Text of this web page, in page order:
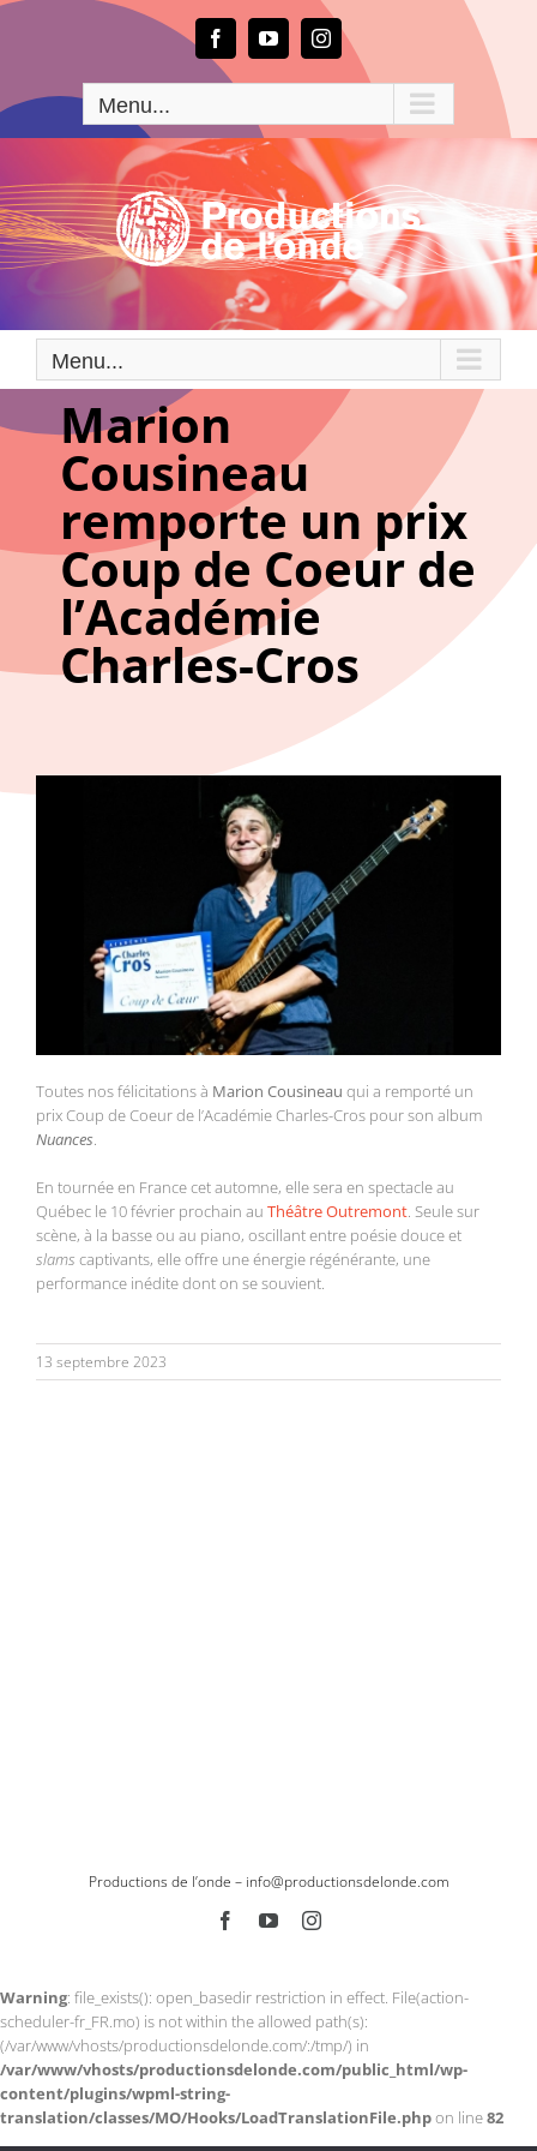
Passer
FacebookYouTubeInstagram
Menu...
Menu...
Marion
Cousineau
remporte un prix
Coup de Coeur de
l’Académie
Charles-Cros
Toutes nos félicitations à Marion Cousineau qui a remporté un
prix Coup de Coeur de l’Académie Charles-Cros pour son album
Nuances.
En tournée en France cet automne, elle sera en spectacle au
Québec le 10 février prochain au Théâtre Outremont. Seule sur
scène, à la basse ou au piano, oscillant entre poésie douce et
slams captivants, elle offre une énergie régénérante, une
performance inédite dont on se souvient.
13 septembre 2023
Productions de l’onde – info@productionsdelonde.com
FacebookYouTubeInstagram
Warning: file_exists(): open_basedir restriction in effect. File(action-
scheduler-fr_FR.mo) is not within the allowed path(s):
(/var/www/vhosts/productionsdelonde.com/:/tmp/) in
/var/www/vhosts/productionsdelonde.com/public_html/wp-
content/plugins/wpml-string-
translation/classes/MO/Hooks/LoadTranslationFile.phpon line82